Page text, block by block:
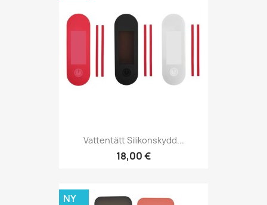
Vattentätt Silikonskydd...
18,00 €
NY